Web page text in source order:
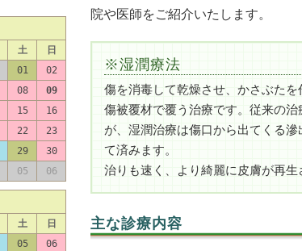
院や医師をご紹介いたします。
※湿潤療法
傷を消毒して乾燥させ、かさぶた
傷被覆材で覆う治療です。従来の
が、湿潤治療は傷口から出てくる
て済みます。
治りも速く、より綺麗に皮膚が再生
主な診療内容
土
日
01
02
08
09
15
16
22
23
29
30
05 06
土
日
05
06